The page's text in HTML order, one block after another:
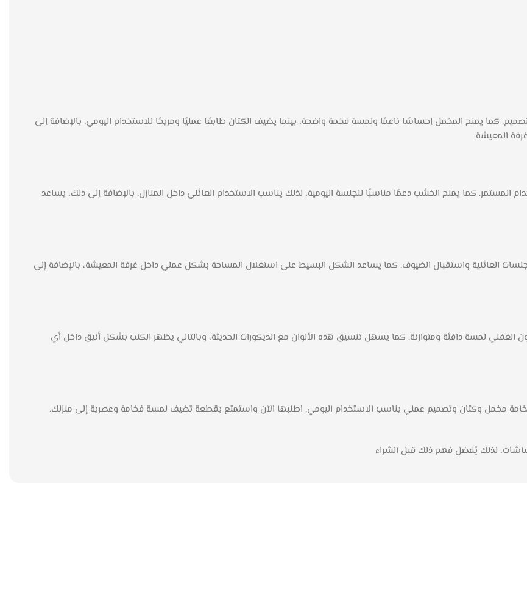
كما يمنح المخمل إحساسًا ناعمًا ولمسة فخمة واضحة، بينما يضيف الكتان طابعًا عمليًا ومريحًا للاستخدام اليومي. بالإضافة إلى
المعيشة.
كما يمنح الخشب دعمًا مناسبًا للجلسة اليومية، لذلك يناسب الاستخدام العائلي داخل المنازل. بالإضافة إلى ذلك، يساعد
العائلية واستقبال الضيوف. كما يساعد الشكل البسيط على استغلال المساحة بشكل عملي داخل غرفة المعيشة، بالإضافة إلى
الغفني لمسة دافئة ومتوازنة. كما يسهل تنسيق هذه الألوان مع الديكورات الحديثة، وبالتالي يظهر الكنب بشكل أنيق داخل أي
لذلك يُفضل فهم ذلك قبل الشراء